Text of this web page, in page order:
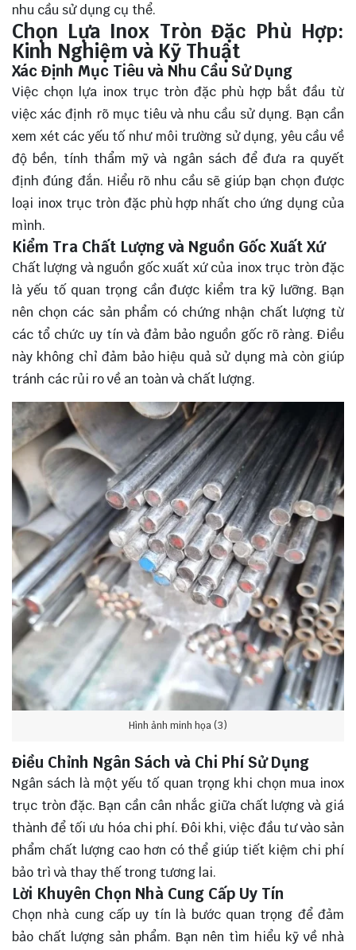
nhu cầu sử dụng cụ thể.
Chọn Lựa Inox Tròn Đặc Phù Hợp:
Kinh Nghiệm và Kỹ Thuật
Xác Định Mục Tiêu và Nhu Cầu Sử Dụng
Việc chọn lựa inox trục tròn đặc phù hợp bắt đầu từ
việc xác định rõ mục tiêu và nhu cầu sử dụng. Bạn cần
xem xét các yếu tố như môi trường sử dụng, yêu cầu về
độ bền, tính thẩm mỹ và ngân sách để đưa ra quyết
định đúng đắn. Hiểu rõ nhu cầu sẽ giúp bạn chọn được
loại inox trục tròn đặc phù hợp nhất cho ứng dụng của
mình.
Kiểm Tra Chất Lượng và Nguồn Gốc Xuất Xứ
Chất lượng và nguồn gốc xuất xứ của inox trục tròn đặc
là yếu tố quan trọng cần được kiểm tra kỹ lưỡng. Bạn
nên chọn các sản phẩm có chứng nhận chất lượng từ
các tổ chức uy tín và đảm bảo nguồn gốc rõ ràng. Điều
này không chỉ đảm bảo hiệu quả sử dụng mà còn giúp
tránh các rủi ro về an toàn và chất lượng.
Hình ảnh minh họa (3)
Điều Chỉnh Ngân Sách và Chi Phí Sử Dụng
Ngân sách là một yếu tố quan trọng khi chọn mua inox
trục tròn đặc. Bạn cần cân nhắc giữa chất lượng và giá
thành để tối ưu hóa chi phí. Đôi khi, việc đầu tư vào sản
phẩm chất lượng cao hơn có thể giúp tiết kiệm chi phí
bảo trì và thay thế trong tương lai.
Lời Khuyên Chọn Nhà Cung Cấp Uy Tín
Chọn nhà cung cấp uy tín là bước quan trọng để đảm
bảo chất lượng sản phẩm. Bạn nên tìm hiểu kỹ về nhà